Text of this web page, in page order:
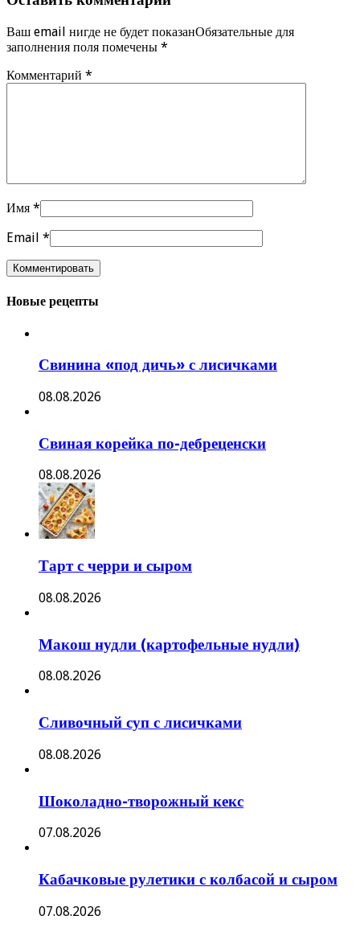
Ваш email нигде не будет показанОбязательные для
заполнения поля помечены *
Комментарий *
Имя *
Email *
Новые рецепты
Свинина «под дичь» с лисичками
08.08.2026
Свиная корейка по-дебреценски
08.08.2026
Тарт с черри и сыром
08.08.2026
Макош нудли (картофельные нудли)
08.08.2026
Сливочный суп с лисичками
08.08.2026
Шоколадно-творожный кекс
07.08.2026
Кабачковые рулетики с колбасой и сыром
07.08.2026